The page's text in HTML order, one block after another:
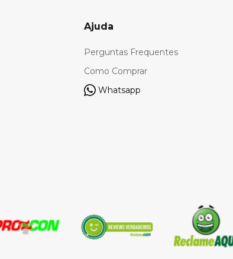
Ajuda
Perguntas Frequentes
Como Comprar
Whatsapp